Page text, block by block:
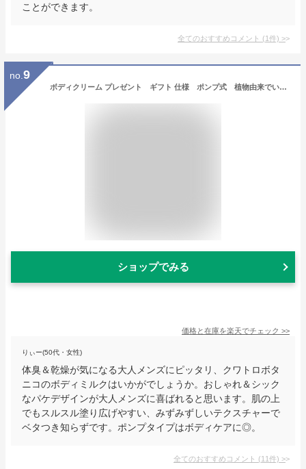
ことができます。
全てのおすすめコメント (1件) >
no. 9
ボディクリーム プレゼント ギフト 仕様 ポンプ式 植物由来でいい香りのする保湿ボディローション クワトロボタニコ | ボタニカル ボディ ミルク 男性・女性兼用のユニセックス 全身乾燥肌のメンズ向け バレンタインや誕生日プレゼントなどのギフトに。
ショップでみる
価格と在庫を楽天でチェック >>
りぃー(50代・女性)
体臭＆乾燥が気になる大人メンズにピッタリ、クワトロボタ
ニコのボディミルクはいかがでしょうか。おしゃれ＆シック
なパケデザインが大人メンズに喜ばれると思います。肌の上
でもスルスル塗り広げやすい、みずみずしいテクスチャーで
ベタつき知らずです。ポンプタイプはボディケアに◎。
全てのおすすめコメント (11件) >